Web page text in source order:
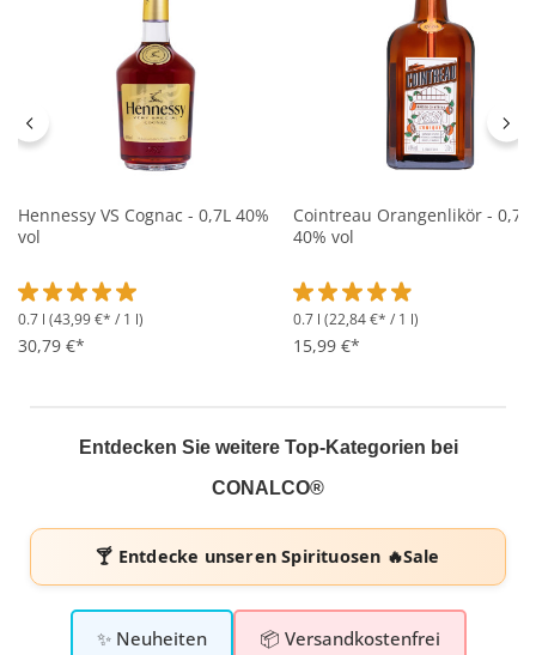
Hennessy VS Cognac - 0,7L 40%
vol
Durchschnittliche Bewertung von 5 von 5 Sternen
0.7 l (43,99 €* / 1 l)
30,79 €*
Cointreau Orangenlikör - 0,7L
40% vol
Durchschnittliche
0.7 l (22,84 €* / 1 l)
15,99 €*
Entdecken Sie weitere Top-Kategorien bei
CONALCO®
🍸 Entdecke unserenSpirituosen 🔥Sale
✨ Neuheiten 📦 Versandkostenfrei